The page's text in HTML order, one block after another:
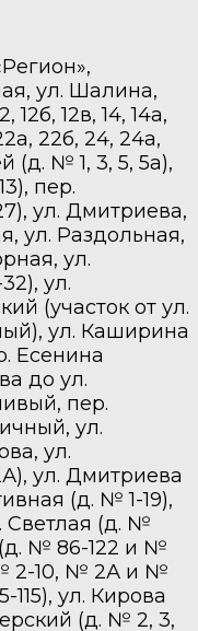
ул. Шалина,
12в, 14, 14а,
22б, 24, 24а,
(д. № 1, 3, 5, 5а),
пер.
ул. Дмитриева,
ул. Раздольная,
ул.
ул.
(участок от ул.
ул. Каширина
Есенина
до ул.
пер.
ул.
ул.
ул. Дмитриева
(д. № 1-19),
Светлая (д. №
(д. № 86-122 и №
2-10, № 2А и №
115), ул. Кирова
(д. № 2, 3,